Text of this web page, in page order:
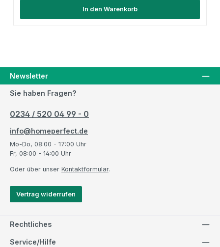
In den Warenkorb
Newsletter
Sie haben Fragen?
0234 / 520 04 99 - 0
info@homeperfect.de
Mo-Do, 08:00 - 17:00 Uhr
Fr, 08:00 - 14:00 Uhr
Oder über unser Kontaktformular.
Vertrag widerrufen
Rechtliches
Service/Hilfe